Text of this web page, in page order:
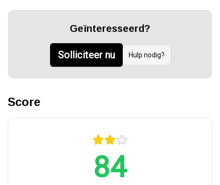
Geïnteresseerd?
Solliciteer nu Hulp nodig?
Score
84